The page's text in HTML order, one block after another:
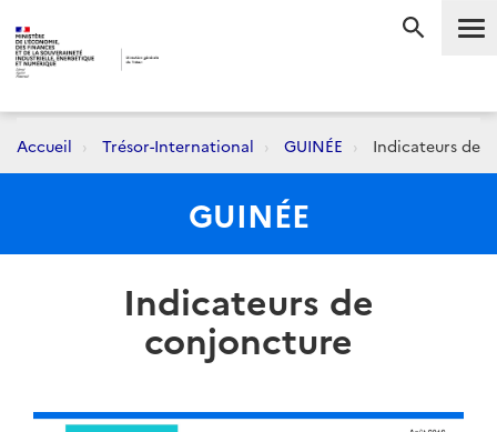
Accueil Trésor-International GUINÉE Indicateurs de
GUINÉE
Indicateurs de
conjoncture